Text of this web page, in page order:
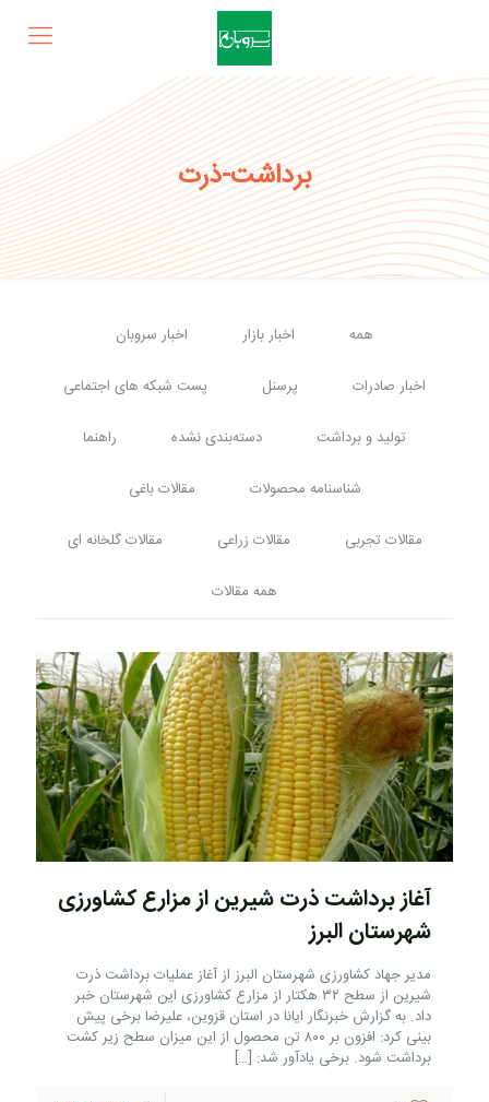
برداشت-ذرت
همه اخبار بازار اخبار سروبان
اخبار صادرات پرسنل پست شبکه های اجتماعی
تولید و برداشت دسته‌بندی نشده راهنما
شناسنامه محصولات مقالات باغی
مقالات تجربی مقالات زراعی مقالات گلخانه ای
همه مقالات
آغاز برداشت ذرت شیرین از مزارع کشاورزی
شهرستان البرز
مدیر جهاد کشاورزی شهرستان البرز از آغاز عملیات برداشت ذرت
شیرین از سطح ۳۲ هکتار از مزارع کشاورزی این شهرستان خبر
داد. به گزارش خبرنگار ایانا در استان قزوین، علیرضا برخی پیش
بینی کرد: افزون بر ۸۰۰ تن محصول از این میزان سطح زیر کشت
برداشت شود. برخی یادآور شد: […]